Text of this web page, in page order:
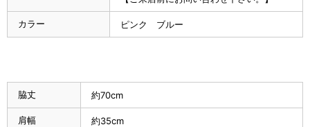
カラー ピンク ブルー
脇丈 約70cm
肩幅 約35cm